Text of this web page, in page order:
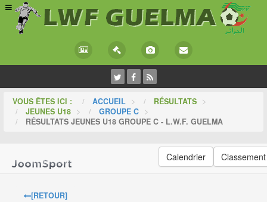
VOUS ÊTES ICI : ACCUEIL > RÉSULTATS >
JEUNES U18 > GROUPE C >
RÉSULTATS JEUNES U18 GROUPE C - L.W.F. GUELMA
Calendrier Classement
[RETOUR]